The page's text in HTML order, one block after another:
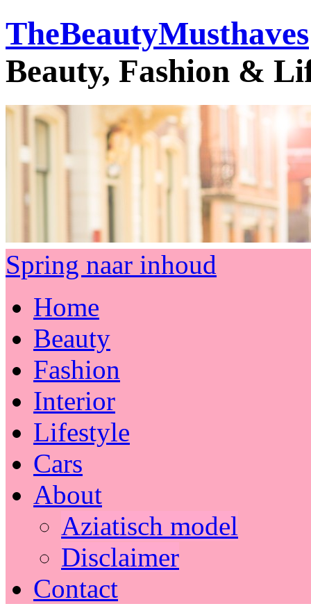
TheBeautyMusthaves
Beauty, Fashion &
Spring naar inhoud
Home
Beauty
Fashion
Interior
Lifestyle
Cars
About
Aziatisch model
Disclaimer
Contact